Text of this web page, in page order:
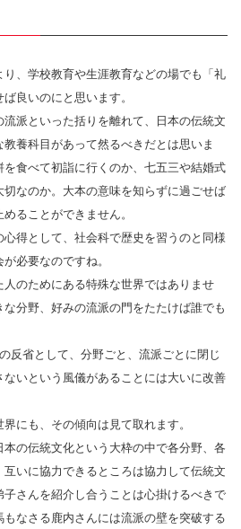
、学校教育や生涯教育などの場でも「礼
良いのにと思います。
派といった括りを離れて、日本の伝統文
養科目があって然るべきだとは思いま
食べて初詣に行くのか、七五三や結婚式
なのか。大本の意味を知らずに過ごせば
ることができません。
得として、社会科で歴史を習うのと同様
必要なのですね。
のためにある特殊な世界ではありませ
分野、好みの流派の門をたたけば誰でも
反省として、分野ごと、流派ごとに閉じ
ないという風儀があることには大いに改善
にも、その傾向は見て取れます。
の伝統文化という大枠の中で各分野、各
いに協力できるところは協力して伝統文
さんを紹介し合うことは心掛けるべきで
なさる鹿内さんには流派の壁を突破する